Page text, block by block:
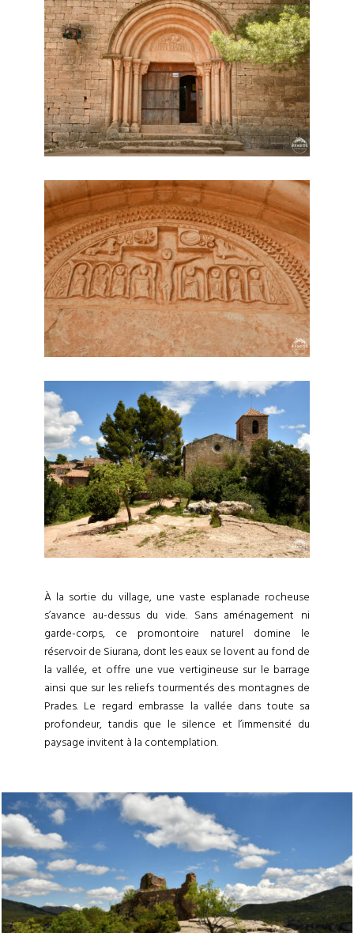
À la sortie du village, une vaste esplanade rocheuse
s’avance au-dessus du vide. Sans aménagement ni
garde-corps, ce promontoire naturel domine le
réservoir de Siurana, dont les eaux se lovent au fond de
la vallée, et offre une vue vertigineuse sur le barrage
ainsi que sur les reliefs tourmentés des montagnes de
Prades. Le regard embrasse la vallée dans toute sa
profondeur, tandis que le silence et l’immensité du
paysage invitent à la contemplation.